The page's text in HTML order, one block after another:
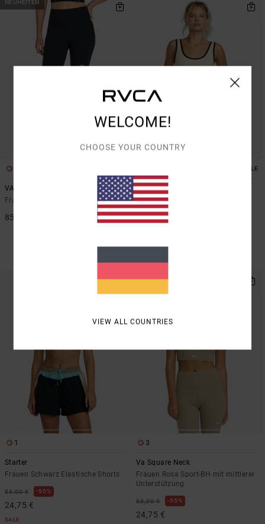
NEUHEITEN
VA Essential
Frauen Schwarz Leggings
85,00 €
SUSTAINABLE
Va Essential Yogger 12"
Frauen Blau Stoffshorts
55,00 €
SALE
1
Starter
Frauen Schwarz Elastische Shorts
55,00 € 55%
24,75 €
SALE
3
Va Square Neck
Frauen Rosa Sport-BH mit mittlerer
Unterstützung
55,00 € 55%
24,75 €
WELCOME!
CHOOSE YOUR COUNTRY
VIEW ALL COUNTRIES